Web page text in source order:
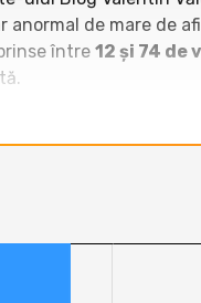
anormal de mare de
între 12 și 74
saurevoblog.ro
în
analizate, fără